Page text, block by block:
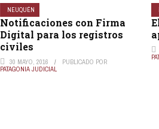
NEUQUÉN
Notificaciones con Firma
Digital para los registros
civiles
30 MAYO, 2016
PUBLICADO POR
PATAGONIA JUDICIAL